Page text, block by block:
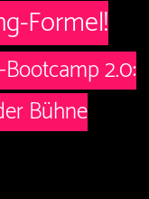
Formel!
2.0:
Bühne